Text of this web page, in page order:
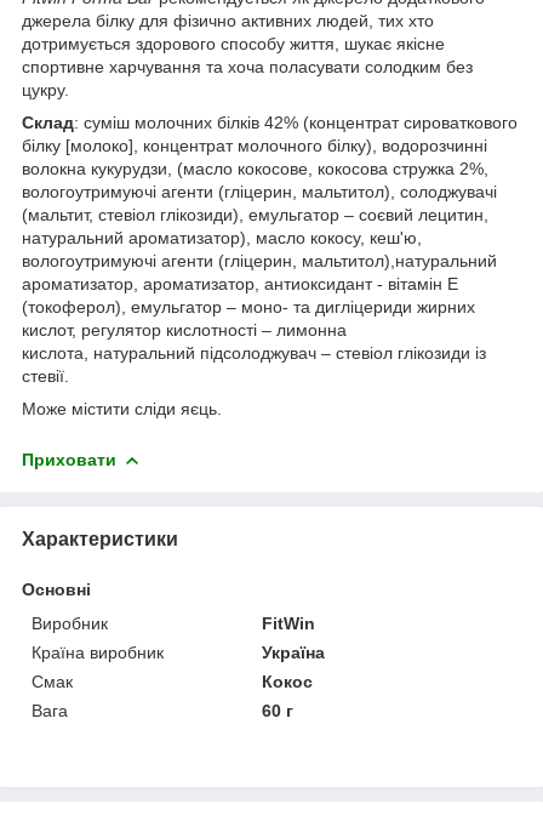
джерела білку для фізично активних людей, тих хто
дотримується здорового способу життя, шукає якісне
спортивне харчування та хоча поласувати солодким без
цукру.
Склад: суміш молочних білків 42% (концентрат сироваткового
білку [молоко], концентрат молочного білку), водорозчинні
волокна кукурудзи, (масло кокосове, кокосова стружка 2%,
вологоутримуючі агенти (гліцерин, мальтитол), солоджувачі
(мальтит, стевіол глікозиди), емульгатор – соєвий лецитин,
натуральний ароматизатор), масло кокосу, кеш'ю,
вологоутримуючі агенти (гліцерин, мальтитол),натуральний
ароматизатор, ароматизатор, антиоксидант - вітамін E
(токоферол), емульгатор – моно‐ та дигліцериди жирних
кислот, регулятор кислотності – лимонна
кислота, натуральний підсолоджувач – стевіол глікозиди із
стевії.
Може містити сліди яєць.
Приховати
Характеристики
Основні
Виробник
FitWin
Країна виробник
Україна
Смак
Кокос
Вага
60 г